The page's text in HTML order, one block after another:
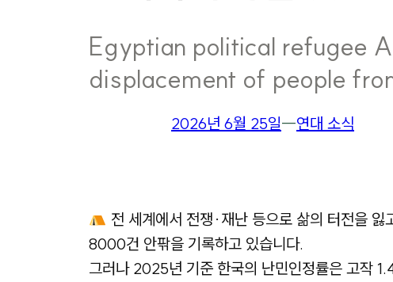
Egyptian political refugee
displacement of people
2026년 6월 25일―연대 소식
전 세계에서 전쟁·재난 등으로 삶의 터전을
8000건 안팎을 기록하고 있습니다.
그러나 2025년 기준 한국의 난민인정률은 고작